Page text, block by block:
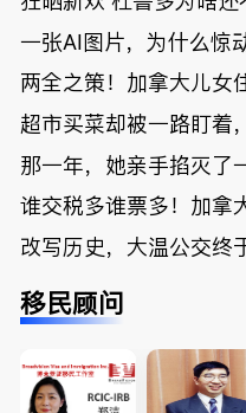
一张AI图片，为什么惊
两全之策！加拿大儿女
超市买菜却被一路盯着
那一年，她亲手掐灭了
谁交税多谁票多！加拿
改写历史，大温公交终
移民顾问